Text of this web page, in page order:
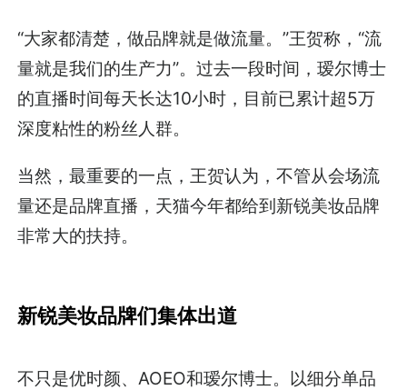
“大家都清楚，做品牌就是做流量。”王贺称，“流
量就是我们的生产力”。过去一段时间，瑷尔博士
的直播时间每天长达10小时，目前已累计超5万
深度粘性的粉丝人群。
当然，最重要的一点，王贺认为，不管从会场流
量还是品牌直播，天猫今年都给到新锐美妆品牌
非常大的扶持。
新锐美妆品牌们集体出道
不只是优时颜、AOEO和瑷尔博士。以细分单品